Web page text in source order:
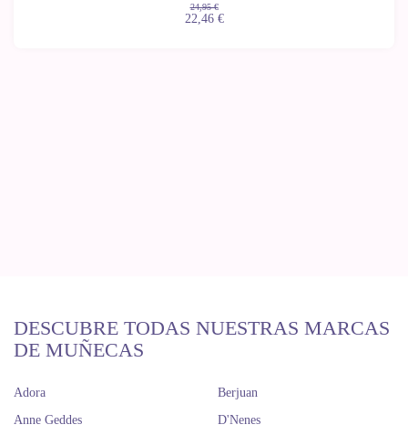
24,95 €
22,46 €
DESCUBRE TODAS NUESTRAS MARCAS
DE MUÑECAS
Adora
Anne Geddes
Berjuan
D'Nenes